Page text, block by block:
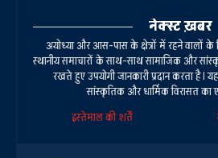
नेक्स्ट ख़बर
अयोध्या और आस-पास के क्षेत्रों में रहने वालों के
स्थानीय समाचारों के साथ-साथ सामाजिक और
रखते हुए उपयोगी जानकारी प्रदान करता
सांस्कृतिक और धार्मिक विरासत का
इस्तेमाल की शर्तें